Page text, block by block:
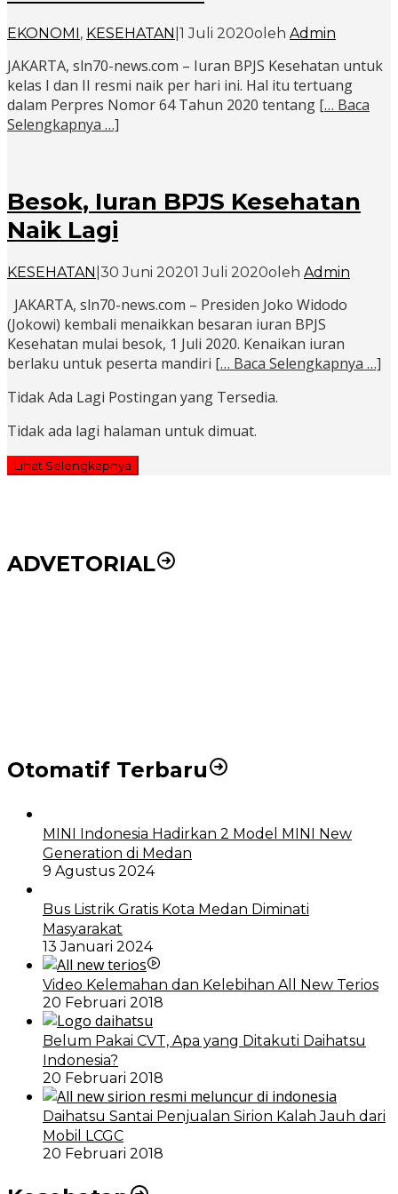
EKONOMI , KESEHATAN 1 Juli 2020oleh Admin
JAKARTA, sln70-news.com – Iuran BPJS Kesehatan untuk
kelas I dan II resmi naik per hari ini. Hal itu tertuang
dalam Perpres Nomor 64 Tahun 2020 tentang [… Baca
Selengkapnya …]
Besok, Iuran BPJS Kesehatan
Naik Lagi
KESEHATAN 30 Juni 20201 Juli 2020oleh Admin
JAKARTA, sln70-news.com – Presiden Joko Widodo
(Jokowi) kembali menaikkan besaran iuran BPJS
Kesehatan mulai besok, 1 Juli 2020. Kenaikan iuran
berlaku untuk peserta mandiri [… Baca Selengkapnya …]
Tidak Ada Lagi Postingan yang Tersedia.
Tidak ada lagi halaman untuk dimuat.
Lihat Selengkapnya
ADVETORIAL
Otomatif Terbaru
MINI Indonesia Hadirkan 2 Model MINI New
Generation di Medan
9 Agustus 2024
Bus Listrik Gratis Kota Medan Diminati
Masyarakat
13 Januari 2024
Video Kelemahan dan Kelebihan All New Terios
20 Februari 2018
Belum Pakai CVT, Apa yang Ditakuti Daihatsu
Indonesia?
20 Februari 2018
Daihatsu Santai Penjualan Sirion Kalah Jauh dari
Mobil LCGC
20 Februari 2018